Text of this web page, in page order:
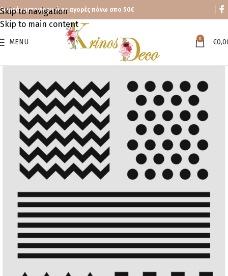
Skip to navigation
Skip to main content
Δωρεάν μεταφορικά με αγορές πάνω απο 50€
MENU 0 €